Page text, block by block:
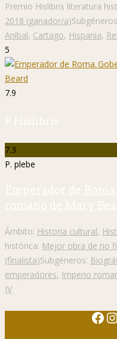
Premio Hislibris literatura
2018 (ganador/a)
Aníbal, Cartago, Hispania,
5
7.9
P. Hislibris
7.3
P. plebe
Emperador de
romano de Mary
Ámbito: Historia cultural,
histórica: Mejor obra de no
(finalista)Subgéneros:
emperadores, Imperio
IV